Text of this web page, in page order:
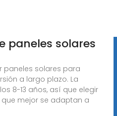
paneles solares
paneles solares para
a largo plazo. La
8-13 años, así que elegir
mejor se adaptan a